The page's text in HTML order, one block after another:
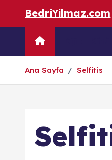
c
BedriYilmaz.com
Ana Sayfa Selfitis